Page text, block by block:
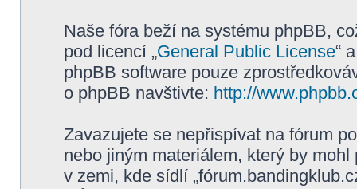
Naše fóra beží na systému phpBB,
pod licencí „General Public License“
phpBB software pouze
o phpBB navštivte: http://
Zavazujete se nepřispívat na fórum
nebo jiným materiálem, který by
v zemi, kde sídlí